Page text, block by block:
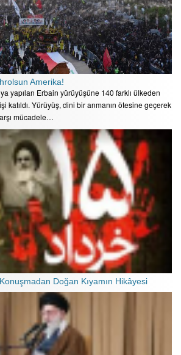
Amerika!
yapılan Erbain yürüyüşüne 140 farklı ülkeden
katıldı. Yürüyüş, dini bir anmanın ötesine geçerek
mücadele…
Doğan Kıyamın Hikâyesi